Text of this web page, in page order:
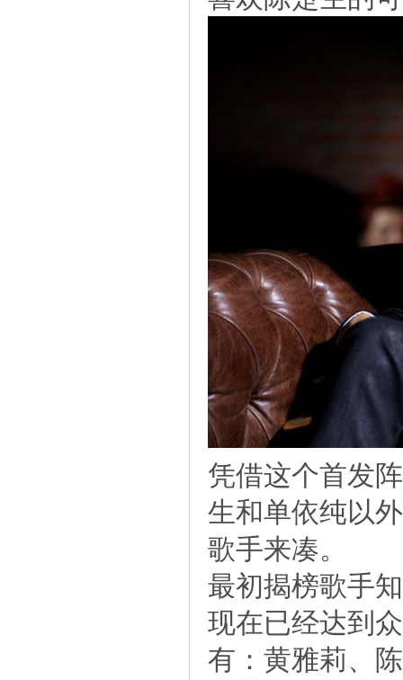
凭借这个首发
生和单依纯以
歌手来凑。
最初揭榜歌手
现在已经达到
有：黄雅莉、